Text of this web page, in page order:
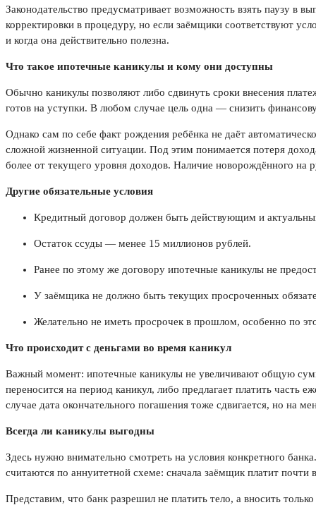
Законодательство предусматривает возможность взять паузу в
корректировки в процедуру, но если заёмщики соответствуют
и когда она действительно полезна.
Что такое ипотечные каникулы и кому они доступны
Обычно каникулы позволяют либо сдвинуть сроки внесения
готов на уступки. В любом случае цель одна — снизить
Однако сам по себе факт рождения ребёнка не даёт
сложной жизненной ситуации. Под этим понимается потеря
более от текущего уровня доходов. Наличие новорождённого на
Другие обязательные условия
Кредитный договор должен быть действующим и
Остаток ссуды — менее 15 миллионов рублей.
Ранее по этому же договору ипотечные каникулы не
У заёмщика не должно быть текущих просроченных
Желательно не иметь просрочек в прошлом, особенно по
Что происходит с деньгами во время каникул
Важный момент: ипотечные каникулы не увеличивают общую
переносится на период каникул, либо предлагает платить часть
случае дата окончательного погашения тоже сдвигается, но на
Всегда ли каникулы выгодны
Здесь нужно внимательно смотреть на условия конкретного
считаются по аннуитетной схеме: сначала заёмщик платит почти
Представим, что банк разрешил не платить тело, а вносить